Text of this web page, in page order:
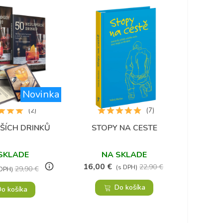
Novinka
DRINKŮ
29,90 € info_outline
(2)
košíka
Obľúbené
STOPY NA CESTE
NA SKLADE
16,00 € (s DPH) 22,90 €
(7)
Do košíka